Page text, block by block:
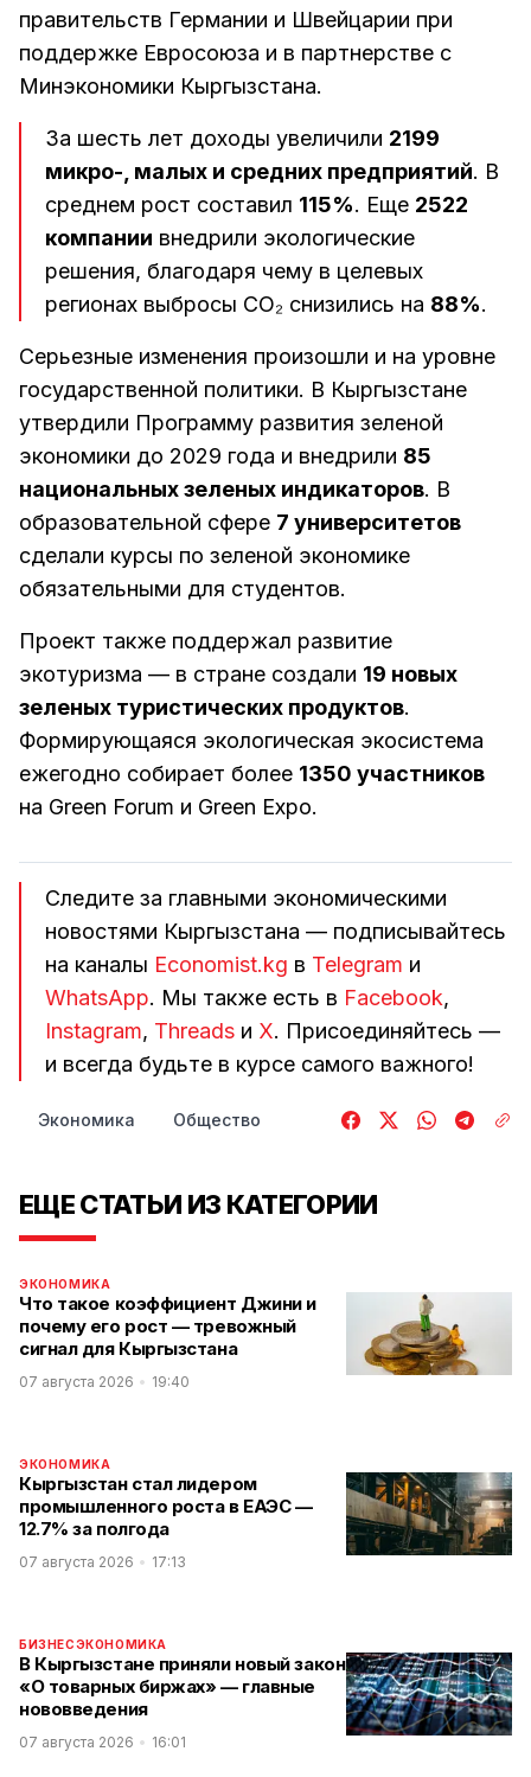
правительств Германии и Швейцарии при
поддержке Евросоюза и в партнерстве с
Минэкономики Кыргызстана.
За шесть лет доходы увеличили 2199
микро-, малых и средних предприятий. В
среднем рост составил 115%. Еще 2522
компании внедрили экологические
решения, благодаря чему в целевых
регионах выбросы CO₂ снизились на 88%.
Серьезные изменения произошли и на уровне
государственной политики. В Кыргызстане
утвердили Программу развития зеленой
экономики до 2029 года и внедрили 85
национальных зеленых индикаторов. В
образовательной сфере 7 университетов
сделали курсы по зеленой экономике
обязательными для студентов.
Проект также поддержал развитие
экотуризма — в стране создали 19 новых
зеленых туристических продуктов.
Формирующаяся экологическая экосистема
ежегодно собирает более 1350 участников
на Green Forum и Green Expo.
Следите за главными экономическими
новостями Кыргызстана — подписывайтесь
на каналы Economist.kg в Telegram и
WhatsApp. Мы также есть в Facebook,
Instagram, Threads и Х. Присоединяйтесь —
и всегда будьте в курсе самого важного!
Экономика Общество
ЕЩЕ СТАТЬИ ИЗ КАТЕГОРИИ
ЭКОНОМИКА
Что такое коэффициент Джини и
почему его рост — тревожный
сигнал для Кыргызстана
07 августа 2026 19:40
ЭКОНОМИКА
Кыргызстан стал лидером
промышленного роста в ЕАЭС —
12.7% за полгода
07 августа 2026 17:13
БИЗНЕСЭКОНОМИКА
В Кыргызстане приняли новый закон
«О товарных биржах» — главные
нововведения
07 августа 2026 16:01